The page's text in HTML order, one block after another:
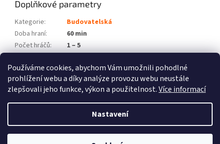
Používáme cookies, abychom Vám umožnili pohodlné
prohlížení webu a díky analýze provozu webu neustále
zlepšovali jeho funkce, výkon a použitelnost.Více informací
Nastavení
Doplňkové parametry
Kategorie:
Budovatelská
Doba hraní:
60 min
Počet hráčů:
1 – 5
Položka byla vyprodána…
Vytvořil Shoptet